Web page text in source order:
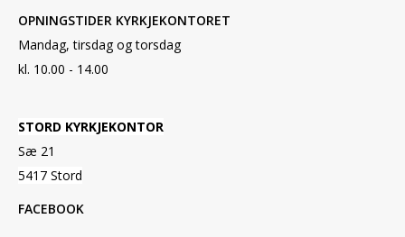
OPNINGSTIDER KYRKJEKONTORET
Mandag, tirsdag og torsdag
kl. 10.00 - 14.00
STORD KYRKJEKONTOR
Sæ 21
5417 Stord
FACEBOOK